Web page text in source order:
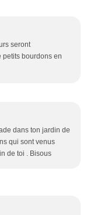
seront
petits bourdons en
dans ton jardin de
qui sont venus
de toi . Bisous